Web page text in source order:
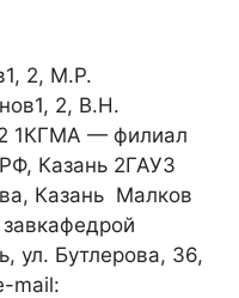
2, М.Р.
2, В.Н.
1КГМА — филиал
Казань 2ГАУЗ
Казань Малков
ул. Бутлерова, 36,
mail: